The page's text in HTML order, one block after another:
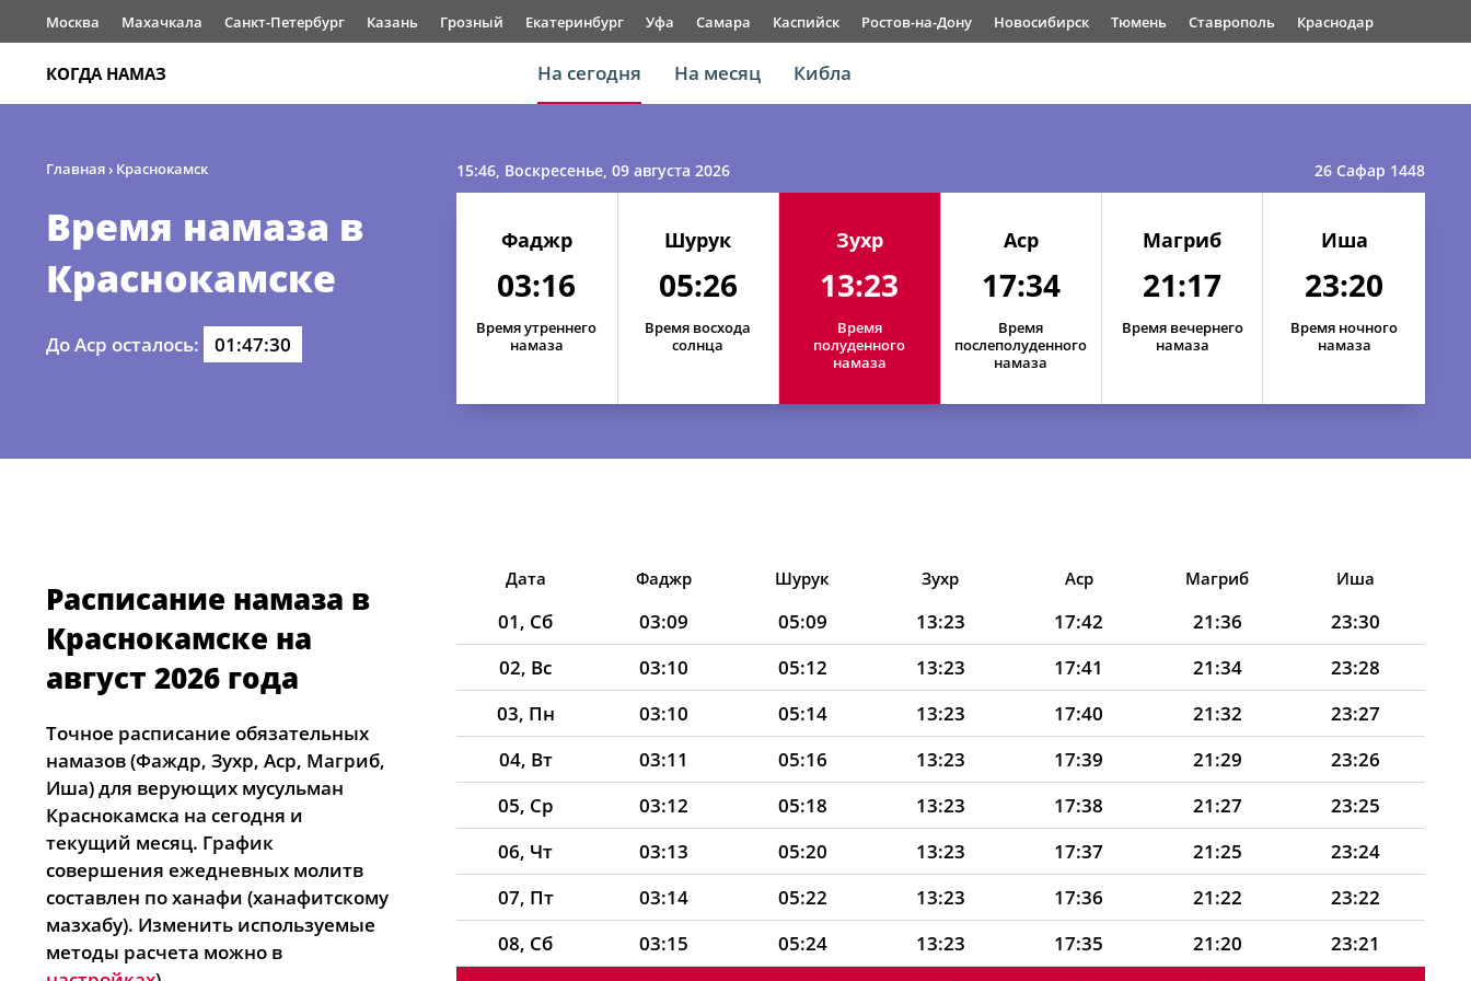
Москва Махачкала Санкт-Петербург Казань Грозный Екатеринбург Уфа Самара Каспийск Ростов-на-Дону Новосибирск Тюмень Ставрополь Краснодар
КОГДА НАМАЗ На сегодня На месяц Кибла
Главная› Краснокамск
Время намаза в
Краснокамске
До Аср осталось: 01:47:29
15:46, Воскресенье, 09 августа 2026 26 Сафар 1448
Фаджр
03:16
Время утреннего
намаза
Шурук
05:26
Время восхода
солнца
Зухр
13:23
Время
полуденного
намаза
Аср
17:34
Время
послеполуденного
намаза
Магриб
21:17
Время вечернего
намаза
Иша
23:20
Время ночного
намаза
Расписание намаза в
Краснокамске на
август 2026 года
Точное расписание обязательных
намазов (Фаждр, Зухр, Аср, Магриб,
Иша) для верующих мусульман
Краснокамска на сегодня и
текущий месяц. График
совершения ежедневных молитв
составлен по ханафи (ханафитскому
мазхабу). Изменить используемые
методы расчета можно в
Дата Фаджр Шурук Зухр Аср Магриб Иша
01, Сб 03:09 05:09 13:23 17:42 21:36
23:30
02, Вс
03:10 05:12 13:23 17:41 21:34
23:28
03, Пн
03:10 05:14 13:23 17:40 21:32
23:27
04, Вт
03:11 05:16 13:23 17:39 21:29
23:26
05, Ср
03:12 05:18 13:23 17:38 21:27
23:25
06, Чт
03:13 05:20 13:23 17:37 21:25
23:24
07, Пт
03:14 05:22 13:23 17:36 21:22
23:22
08, Сб
03:15 05:24 13:23 17:35 21:20
23:21